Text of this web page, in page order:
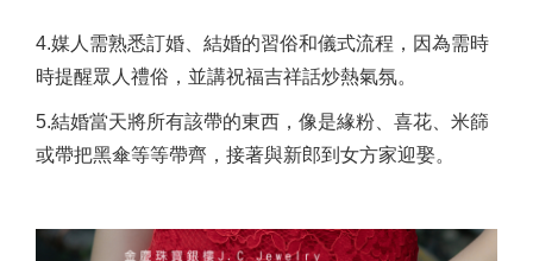
4.媒人需熟悉訂婚、結婚的習俗和儀式流程，因為需時
時提醒眾人禮俗，並講祝福吉祥話炒熱氣氛。
5.結婚當天將所有該帶的東西，像是緣粉、喜花、米篩
或帶把黑傘等等帶齊，接著與新郎到女方家迎娶。